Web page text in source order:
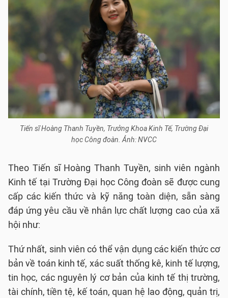
Tiến sĩ Hoàng Thanh Tuyền, Trưởng Khoa Kinh Tế, Trường Đại
học Công đoàn. Ảnh: NVCC
Theo Tiến sĩ Hoàng Thanh Tuyền, sinh viên ngành
Kinh tế tại Trường Đại học Công đoàn sẽ được cung
cấp các kiến thức và kỹ năng toàn diện, sẵn sàng
đáp ứng yêu cầu về nhân lực chất lượng cao của xã
hội như:
Thứ nhất, sinh viên có thể vận dụng các kiến thức cơ
bản về toán kinh tế, xác suất thống kê, kinh tế lượng,
tin học, các nguyên lý cơ bản của kinh tế thị trường,
tài chính, tiền tệ, kế toán, quan hệ lao động, quản trị,